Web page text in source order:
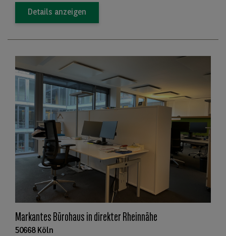
Details anzeigen
Markantes Bürohaus in direkter Rheinnähe
50668 Köln